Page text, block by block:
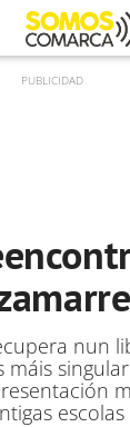
nun
máis